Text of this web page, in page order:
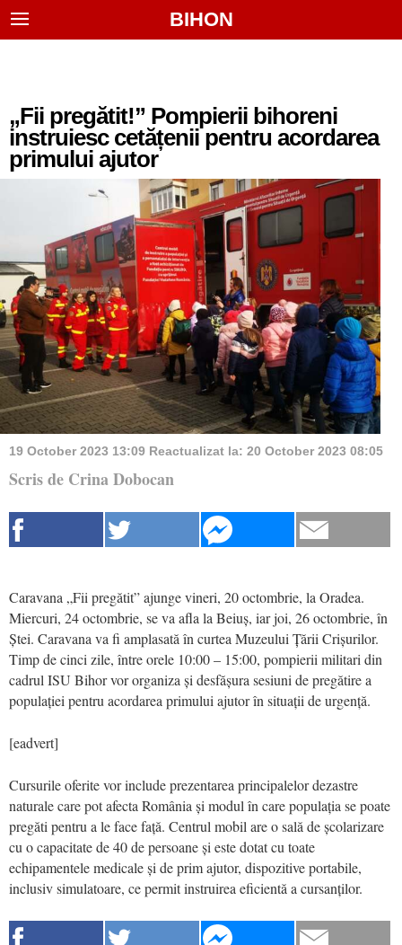
BIHON
„Fii pregătit!” Pompierii bihoreni
instruiesc cetățenii pentru acordarea
primului ajutor
19 October 2023 13:09 Reactualizat la: 20 October 2023 08:05
Scris de Crina Dobocan
Caravana „Fii pregătit” ajunge vineri, 20 octombrie, la Oradea.
Miercuri, 24 octombrie, se va afla la Beiuș, iar joi, 26 octombrie, în
Ștei. Caravana va fi amplasată în curtea Muzeului Țării Crișurilor.
Timp de cinci zile, între orele 10:00 – 15:00, pompierii militari din
cadrul ISU Bihor vor organiza și desfășura sesiuni de pregătire a
populației pentru acordarea primului ajutor în situații de urgență.
[eadvert]
Cursurile oferite vor include prezentarea principalelor dezastre
naturale care pot afecta România și modul în care populația se poate
pregăti pentru a le face față. Centrul mobil are o sală de școlarizare
cu o capacitate de 40 de persoane și este dotat cu toate
echipamentele medicale și de prim ajutor, dispozitive portabile,
inclusiv simulatoare, ce permit instruirea eficientă a cursanților.